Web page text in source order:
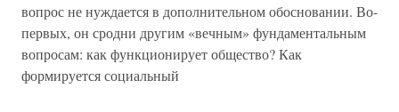
вопрос не нуждается в дополнительном обосновании. Во-
первых, он сродни другим «вечным» фундаментальным
вопросам: как функционирует общество? Как
формируется социальный